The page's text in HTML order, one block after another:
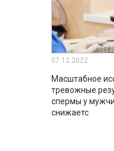
07.12.2022
Масштабное
тревожные
спермы у
снижаетс